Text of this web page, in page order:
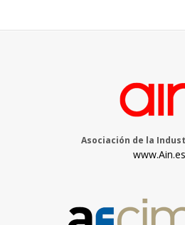
Asociación de la
www.Ain.es